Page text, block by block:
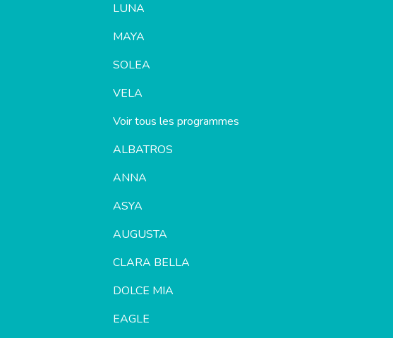
LUNA
MAYA
SOLEA
VELA
Voir tous les programmes
ALBATROS
ANNA
ASYA
AUGUSTA
CLARA BELLA
DOLCE MIA
EAGLE